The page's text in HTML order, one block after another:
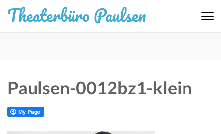
Inhalt
Theaterbüro Paulsen
Paulsen-0012bz1-klein